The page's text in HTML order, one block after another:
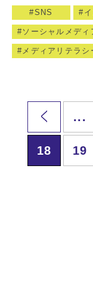
SNS
ソーシャルメディ
メディアリテラシ
...
18 19